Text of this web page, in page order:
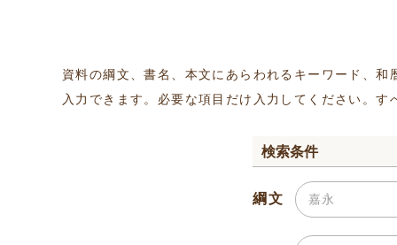
資料の綱文、書名、本文にあらわれるキーワード、
入力できます。必要な項目だけ入力してください。
検索条件
綱文